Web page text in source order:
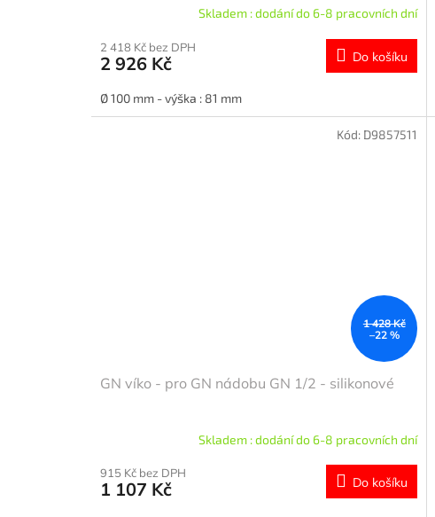
Skladem : dodání do 6-8 pracovních dní
2 418 Kč bez DPH
2 926 Kč Do košíku
Ø 100 mm - výška : 81 mm
1 428 Kč
–22 %
GN víko - pro GN nádobu GN 1/2 - silikonové
Skladem : dodání do 6-8 pracovních dní
915 Kč bez DPH
1 107 Kč Do košíku
Kód: D9857511